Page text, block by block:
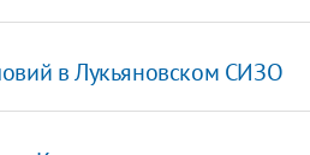
в Лукьяновском СИЗО